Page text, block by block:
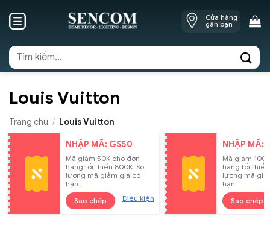
Cửa hàng
gần bạn
Tìm
kiếm:
Louis Vuitton
Trang chủ / Louis Vuitton
NHẬP MÃ: GS50
Mã giảm 50K cho đơn
hàng tối thiểu 800K. Số
lượng mã giảm giá có
hạn.
Sao chép Điều kiện
NHẬP MÃ:
Mã giảm
hàng tối thiểu
lượng mã
hạn.
Sao chép